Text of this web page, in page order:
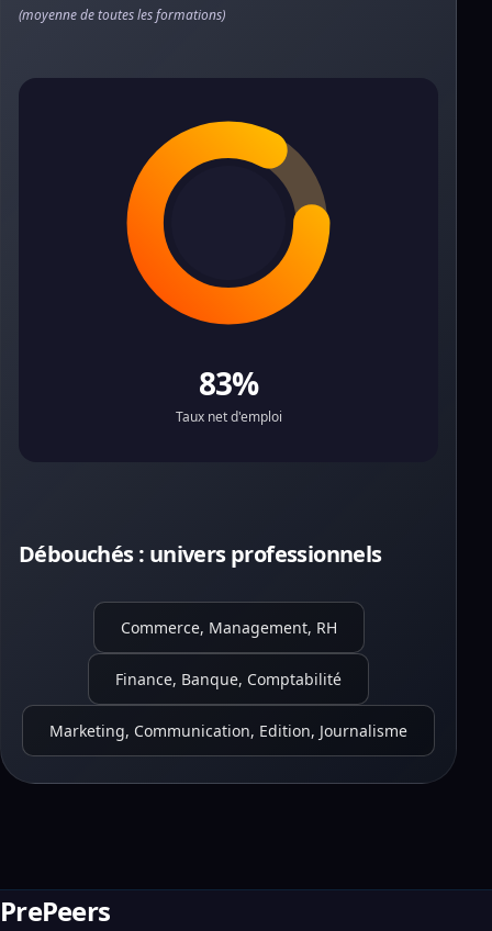
(moyenne de toutes les formations)
83%
Taux net d'emploi
Débouchés : univers professionnels
Commerce, Management, RH
Finance, Banque, Comptabilité
Marketing, Communication, Edition, Journalisme
PrePeers